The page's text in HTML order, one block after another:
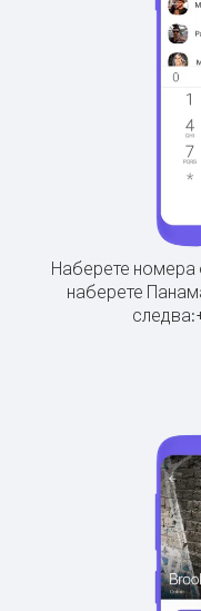
Наберете номера
наберете
следва: